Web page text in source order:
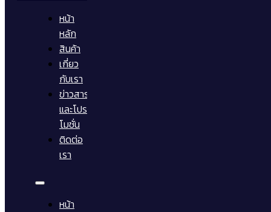
หน้า
หลัก
สินค้า
เกี่ยว
กับเรา
ข่าวสาร
และโปร
โมชั่น
ติดต่อ
เรา
หน้า